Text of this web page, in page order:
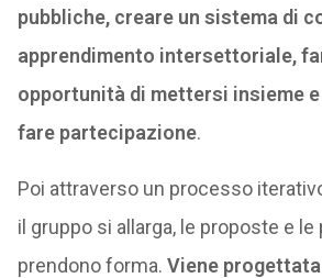
pubbliche, creare un sistema di
apprendimento intersettoriale,
opportunità di mettersi insieme
fare partecipazione.
Poi attraverso un processo
il gruppo si allarga, le proposte e
prendono forma. Viene